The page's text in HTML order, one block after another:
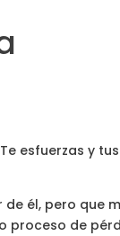
esfuerzas y
él, pero que
de